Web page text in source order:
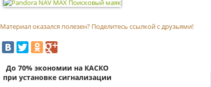
Материал оказался полезен? Поделитесь ссылкой с друзьями!
До 70% экономии на КАСКО
при установке сигнализации